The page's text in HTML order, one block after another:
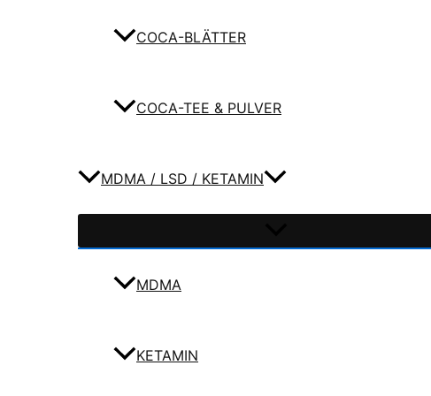
COCA-BLÄTTER
COCA-TEE & PULVER
MDMA / LSD / KETAMIN
MDMA
KETAMIN